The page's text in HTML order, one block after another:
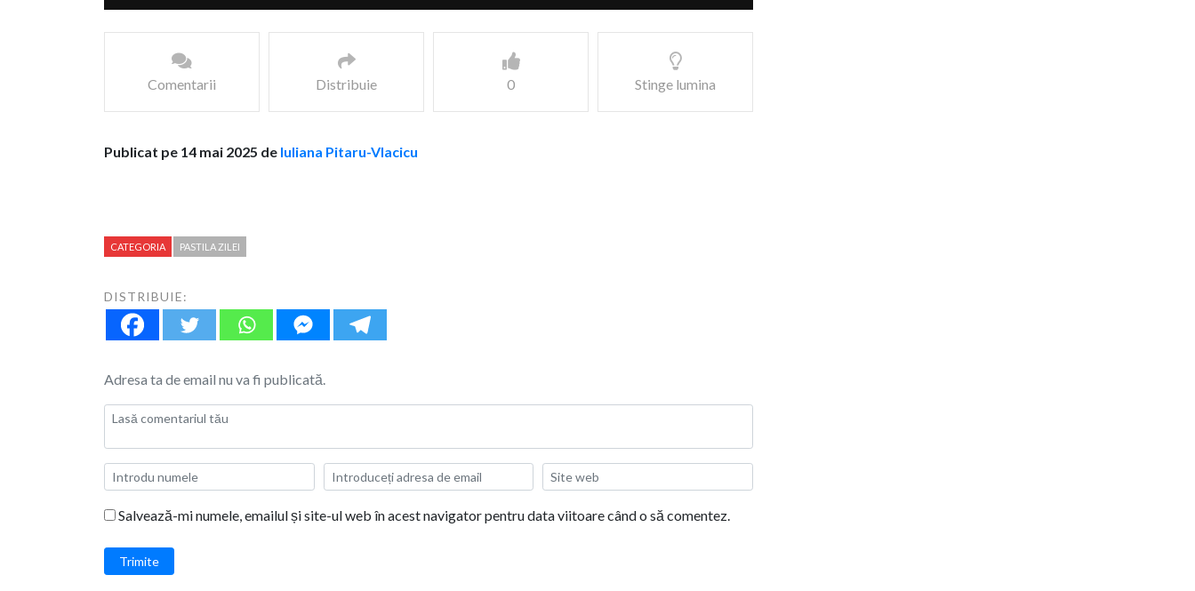
Comentarii Distribuie 0 Stinge lumina
Publicat pe 14 mai 2025 de Iuliana Pitaru-Vlacicu
CATEGORIA PASTILA ZILEI
DISTRIBUIE:
Adresa ta de email nu va fi publicată.
Salvează-mi numele, emailul și site-ul web în acest navigator pentru data viitoare când o să comentez.
Trimite